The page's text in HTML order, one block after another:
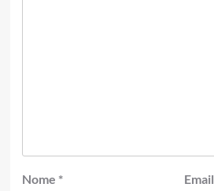
Nome * Email